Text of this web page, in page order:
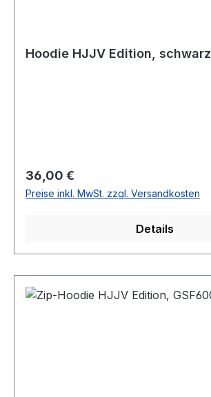
Hoodie HJJV Edition, schwarz
Regulärer Preis:
36,00 €
Preise inkl. MwSt. zzgl. Versandkosten
Details